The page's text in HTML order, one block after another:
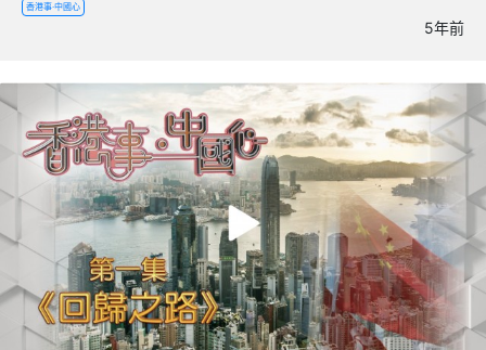
香港事·中國心
5年前